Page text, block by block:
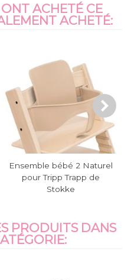
ACHETÉ CE
ACHETÉ:
Ensemble bébé 2 Naturel
pour Tripp Trapp de
Stokke
PRODUITS DANS